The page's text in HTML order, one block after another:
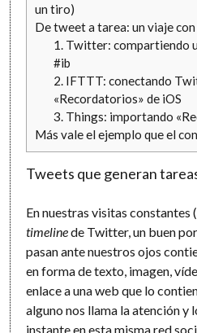
un tiro)
De tweet a tarea: un viaje con
1. Twitter: compartiendo
#ib
2. IFTTT: conectando
«Recordatorios» de iOS
3. Things: importando
Más vale el ejemplo que el
Tweets que generan
En nuestras visitas constantes
timelinede Twitter, un buen
pasan ante nuestros ojos
en forma de texto, imagen,
enlace a una web que lo
alguno nos llama la atención y
instante en esta misma red